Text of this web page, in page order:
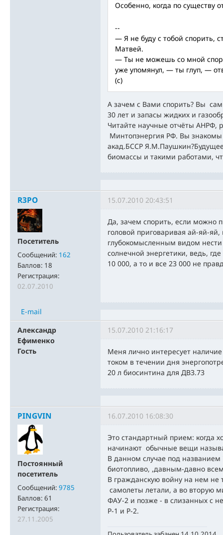
Особенно, когда по существу
--
— Я не буду с тобой спорить,
Матвей.
— Ты не можешь со мной
уже упомянул, — ты глуп, —
(с)
А зачем с Вами спорить? Вы
30 лет и запасы жидких и
Читайте научные отчёты АНРФ,
Минтопэнергия РФ. Вы
акад.БССР
биомассы и такими работами,
R3PO
Посетитель
Сообщений: 162
Баллов: 18
Регистрация:
02.07.2010
15.07.2010 20:43:51
Да, зачем спорить, если можно
головой приговаривая ай-яй-
глубокомысленным видом
солнечной энергетики, ведь,
10 000, а то и все 23 000 не
E-mail
Александр
Ефименко
Гость
15.07.2010 21:16:17
Меня лично интересует
током в течении дня
20 л биосинтина для ДВЗ.73
PINGVIN
Постоянный
посетитель
Сообщений: 9785
Баллов: 61
Регистрация:
27.11.2005
16.07.2010 16:08:30
Это стандартный прием: когда
начинают обычные вещи
В данном случае под
биотопливо, ,давным-давно
В гражданскую войну на нем не
самолеты летали, а во вторую
ФАУ-2 и позже - в слизанных с
Р-1 и Р-2.